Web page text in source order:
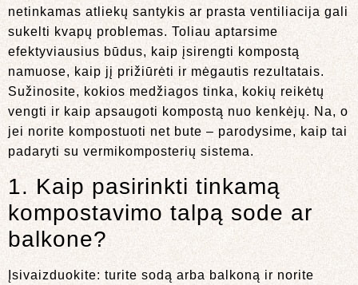
netinkamas atliekų santykis ar prasta ventiliacija gali
sukelti kvapų problemas. Toliau aptarsime
efektyviausius būdus, kaip įsirengti kompostą
namuose, kaip jį prižiūrėti ir mėgautis rezultatais.
Sužinosite, kokios medžiagos tinka, kokių reikėtų
vengti ir kaip apsaugoti kompostą nuo kenkėjų. Na, o
jei norite kompostuoti net bute – parodysime, kaip tai
padaryti su vermikomposterių sistema.
1. Kaip pasirinkti tinkamą
kompostavimo talpą sode ar
balkone?
Įsivaizduokite: turite sodą arba balkoną ir norite